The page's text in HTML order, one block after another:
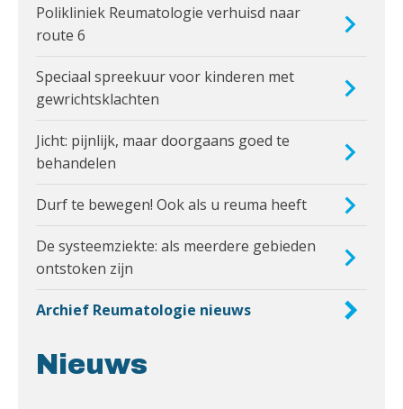
Polikliniek Reumatologie verhuisd naar
route 6
Speciaal spreekuur voor kinderen met
gewrichtsklachten
Jicht: pijnlijk, maar doorgaans goed te
behandelen
Durf te bewegen! Ook als u reuma heeft
De systeemziekte: als meerdere gebieden
ontstoken zijn
Archief Reumatologie nieuws
Nieuws